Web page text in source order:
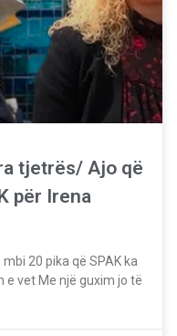
tjetrës/ Ajo që
për Irena
20 pika që SPAK ka
e vet Me një guxim jo të